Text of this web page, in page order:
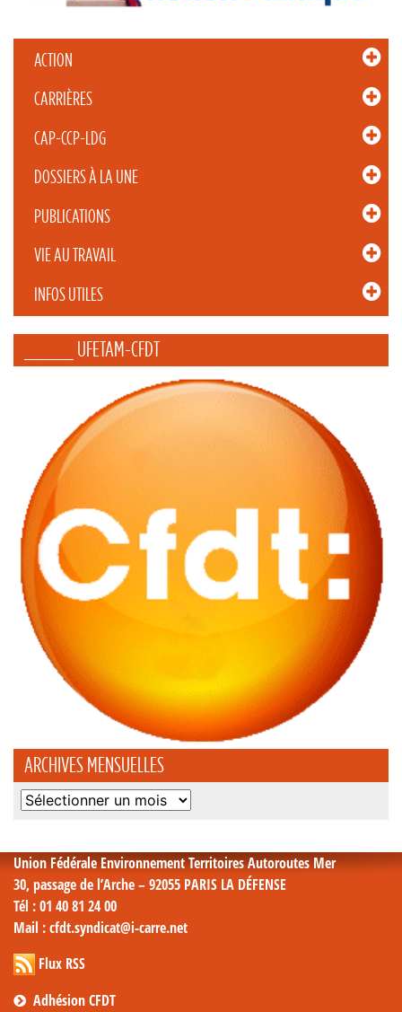
ACTION
CARRIÈRES
CAP-CCP-LDG
DOSSIERS À LA UNE
PUBLICATIONS
VIE AU TRAVAIL
INFOS UTILES
_____ UFETAM-CFDT
ARCHIVES MENSUELLES
Archives
Union Fédérale Environnement Territoires Autoroutes Mer
30, passage de l’Arche – 92055 PARIS LA DÉFENSE
Tél : 01 40 81 24 00
Mail : cfdt.syndicat@i-carre.net
Flux RSS
Adhésion CFDT